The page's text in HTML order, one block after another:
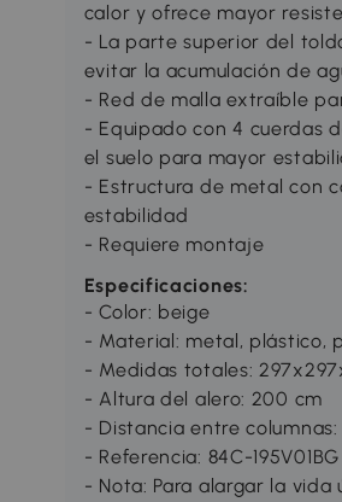
calor y ofrece mayor
- La parte superior del
evitar la acumulación de
- Red de malla extraíble
- Equipado con 4 cuerdas
el suelo para mayor
- Estructura de metal con
estabilidad
- Requiere montaje
Especificaciones:
- Color: beige
- Material: metal, plástico,
- Medidas totales:
- Altura del alero: 200 cm
- Distancia entre
- Referencia: 84C-195V01BG
- Nota: Para alargar la